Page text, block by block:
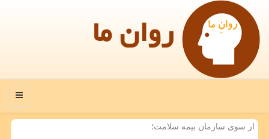
روان ما
منو
از سوی سازمان بیمه سلامت؛